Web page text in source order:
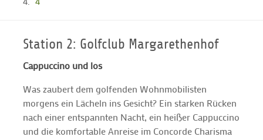
Station 2: Golfclub Margarethenhof
Cappuccino und los
Was zaubert dem golfenden Wohnmobilisten
morgens ein Lächeln ins Gesicht? Ein starken Rücken
nach einer entspannten Nacht, ein heißer Cappuccino
und die komfortable Anreise im Concorde Charisma